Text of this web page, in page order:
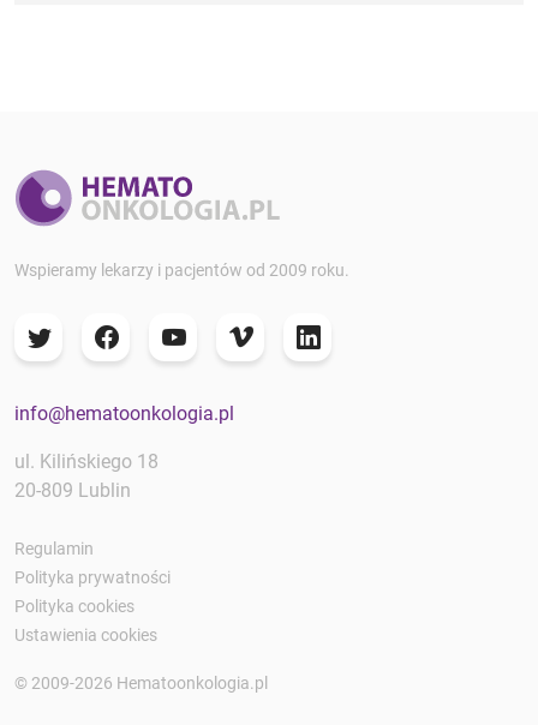
Wspieramy lekarzy i pacjentów od 2009 roku.
info@hematoonkologia.pl
ul. Kilińskiego 18
20-809 Lublin
Regulamin
Polityka prywatności
Polityka cookies
Ustawienia cookies
© 2009-2026 Hematoonkologia.pl